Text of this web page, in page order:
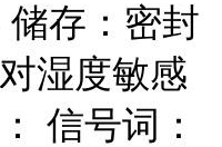
存：密封
湿度敏感
信号词：